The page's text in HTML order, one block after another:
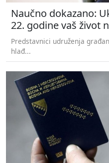
Naučno dokazano:
22. godine vaš život
Predstavnici udruženja
hlađ...